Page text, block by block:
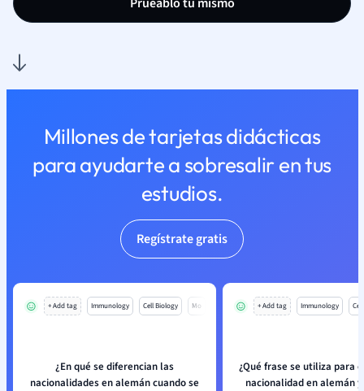
Millones de tarjetas didácticas
para ayudarte a sobresalir en tus
estudios.
Regístrate gratis
+ Add tag Immunology Cell Biology Mo
¿En qué se diferencian las
nacionalidades en alemán cuando se
+ Add tag Immunology
¿Qué frase se utiliza para
nacionalidad en alemán